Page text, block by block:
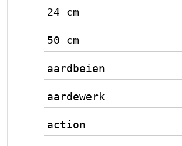
24 cm
50 cm
aardbeien
aardewerk
action